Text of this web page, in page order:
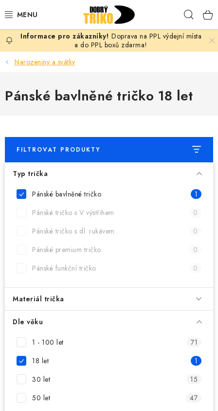
na
PRO ŽENY
PRO MUŽE
PRO DĚTI
VLASTNÍ MOTIV
TRIČKA
OKAMŽITĚ K ODBĚRU
MÁM SRDCE POMÁHÁM
VÁNOCE
PROVIZNÍ SYSTÉM
O nás Časté otázky
Zásady zpracování ochrany osobních údajů
Doprava na PPL výdejní místa
a do PPL boxů zdarma!
Narozeniny a svátky
Pánské bavlněné tričko 18 let
FILTROVAT PRODUKTY
Typ trička
Pánské bavlněné tričko
1
Pánské tričko s V výstřihem
0
Pánské tričko s dl. rukávem
0
Pánské premium tričko
0
Pánské funkční tričko
0
Materiál trička
Dle věku
1 - 100 let
71
18 let
1
30 let
15
50 let
47